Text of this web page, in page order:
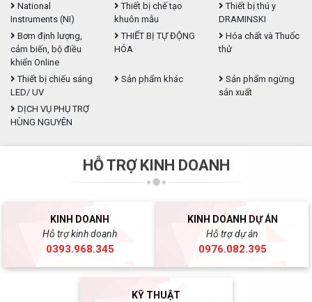
National
Instruments (NI)
Thiết bị chế tạo
khuôn mẫu
Thiết bị thú y
DRAMINSKI
Bơm định lượng,
cảm biến, bộ điều
khiển Online
THIẾT BỊ TỰ ĐỘNG
HÓA
Hóa chất và Thuốc
thử
Thiết bị chiếu sáng
LED/ UV
Sản phẩm khác
Sản phẩm ngừng
sản xuất
DỊCH VỤ PHỤ TRỢ
HÙNG NGUYÊN
HỖ TRỢ KINH DOANH
KINH DOANH
Hỗ trợ kinh doanh
0393.968.345
KINH DOANH DỰ ÁN
Hỗ trợ dự án
0976.082.395
KỸ THUẬT